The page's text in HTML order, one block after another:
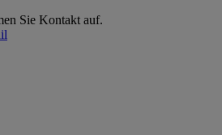
Sie Kontakt auf.